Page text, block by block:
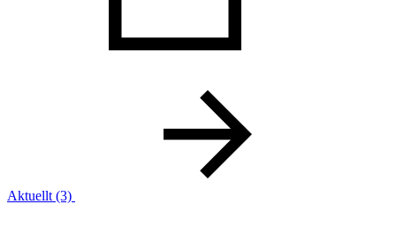
Aktuellt (3)